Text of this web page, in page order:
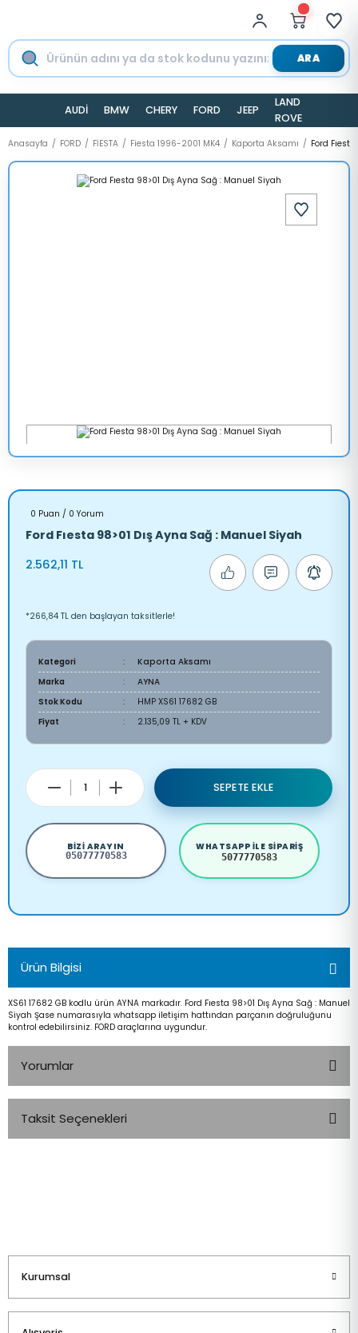
ARA
AUDİ BMW CHERY FORD JEEP
LAND
ROVER
Anasayfa FORD FİESTA Fiesta 1996-2001 MK4 Kaporta Aksamı Ford
0 Puan / 0 Yorum
Ford Fıesta 98>01 Dış Ayna Sağ : Manuel Siyah
2.562,11 TL
*266,84 TL den başlayan taksitlerle!
Kategori
Kaporta Aksamı
Marka
AYNA
Stok Kodu
HMP XS61 17682 GB
Fiyat
2.135,09 TL + KDV
SEPETE EKLE
BIZI ARAYIN
05077770583
WHATSAPP ILE SIPARIŞ
5077770583
Ürün Bilgisi
XS61 17682 GB kodlu ürün AYNA markadır. Ford Fıesta 98>01 Dış Ayna Sağ : Manuel
Siyah Şase numarasıyla whatsapp iletişim hattından parçanın doğruluğunu
kontrol edebilirsiniz. FORD araçlarına uygundur.
Yorumlar
Taksit Seçenekleri
Kurumsal